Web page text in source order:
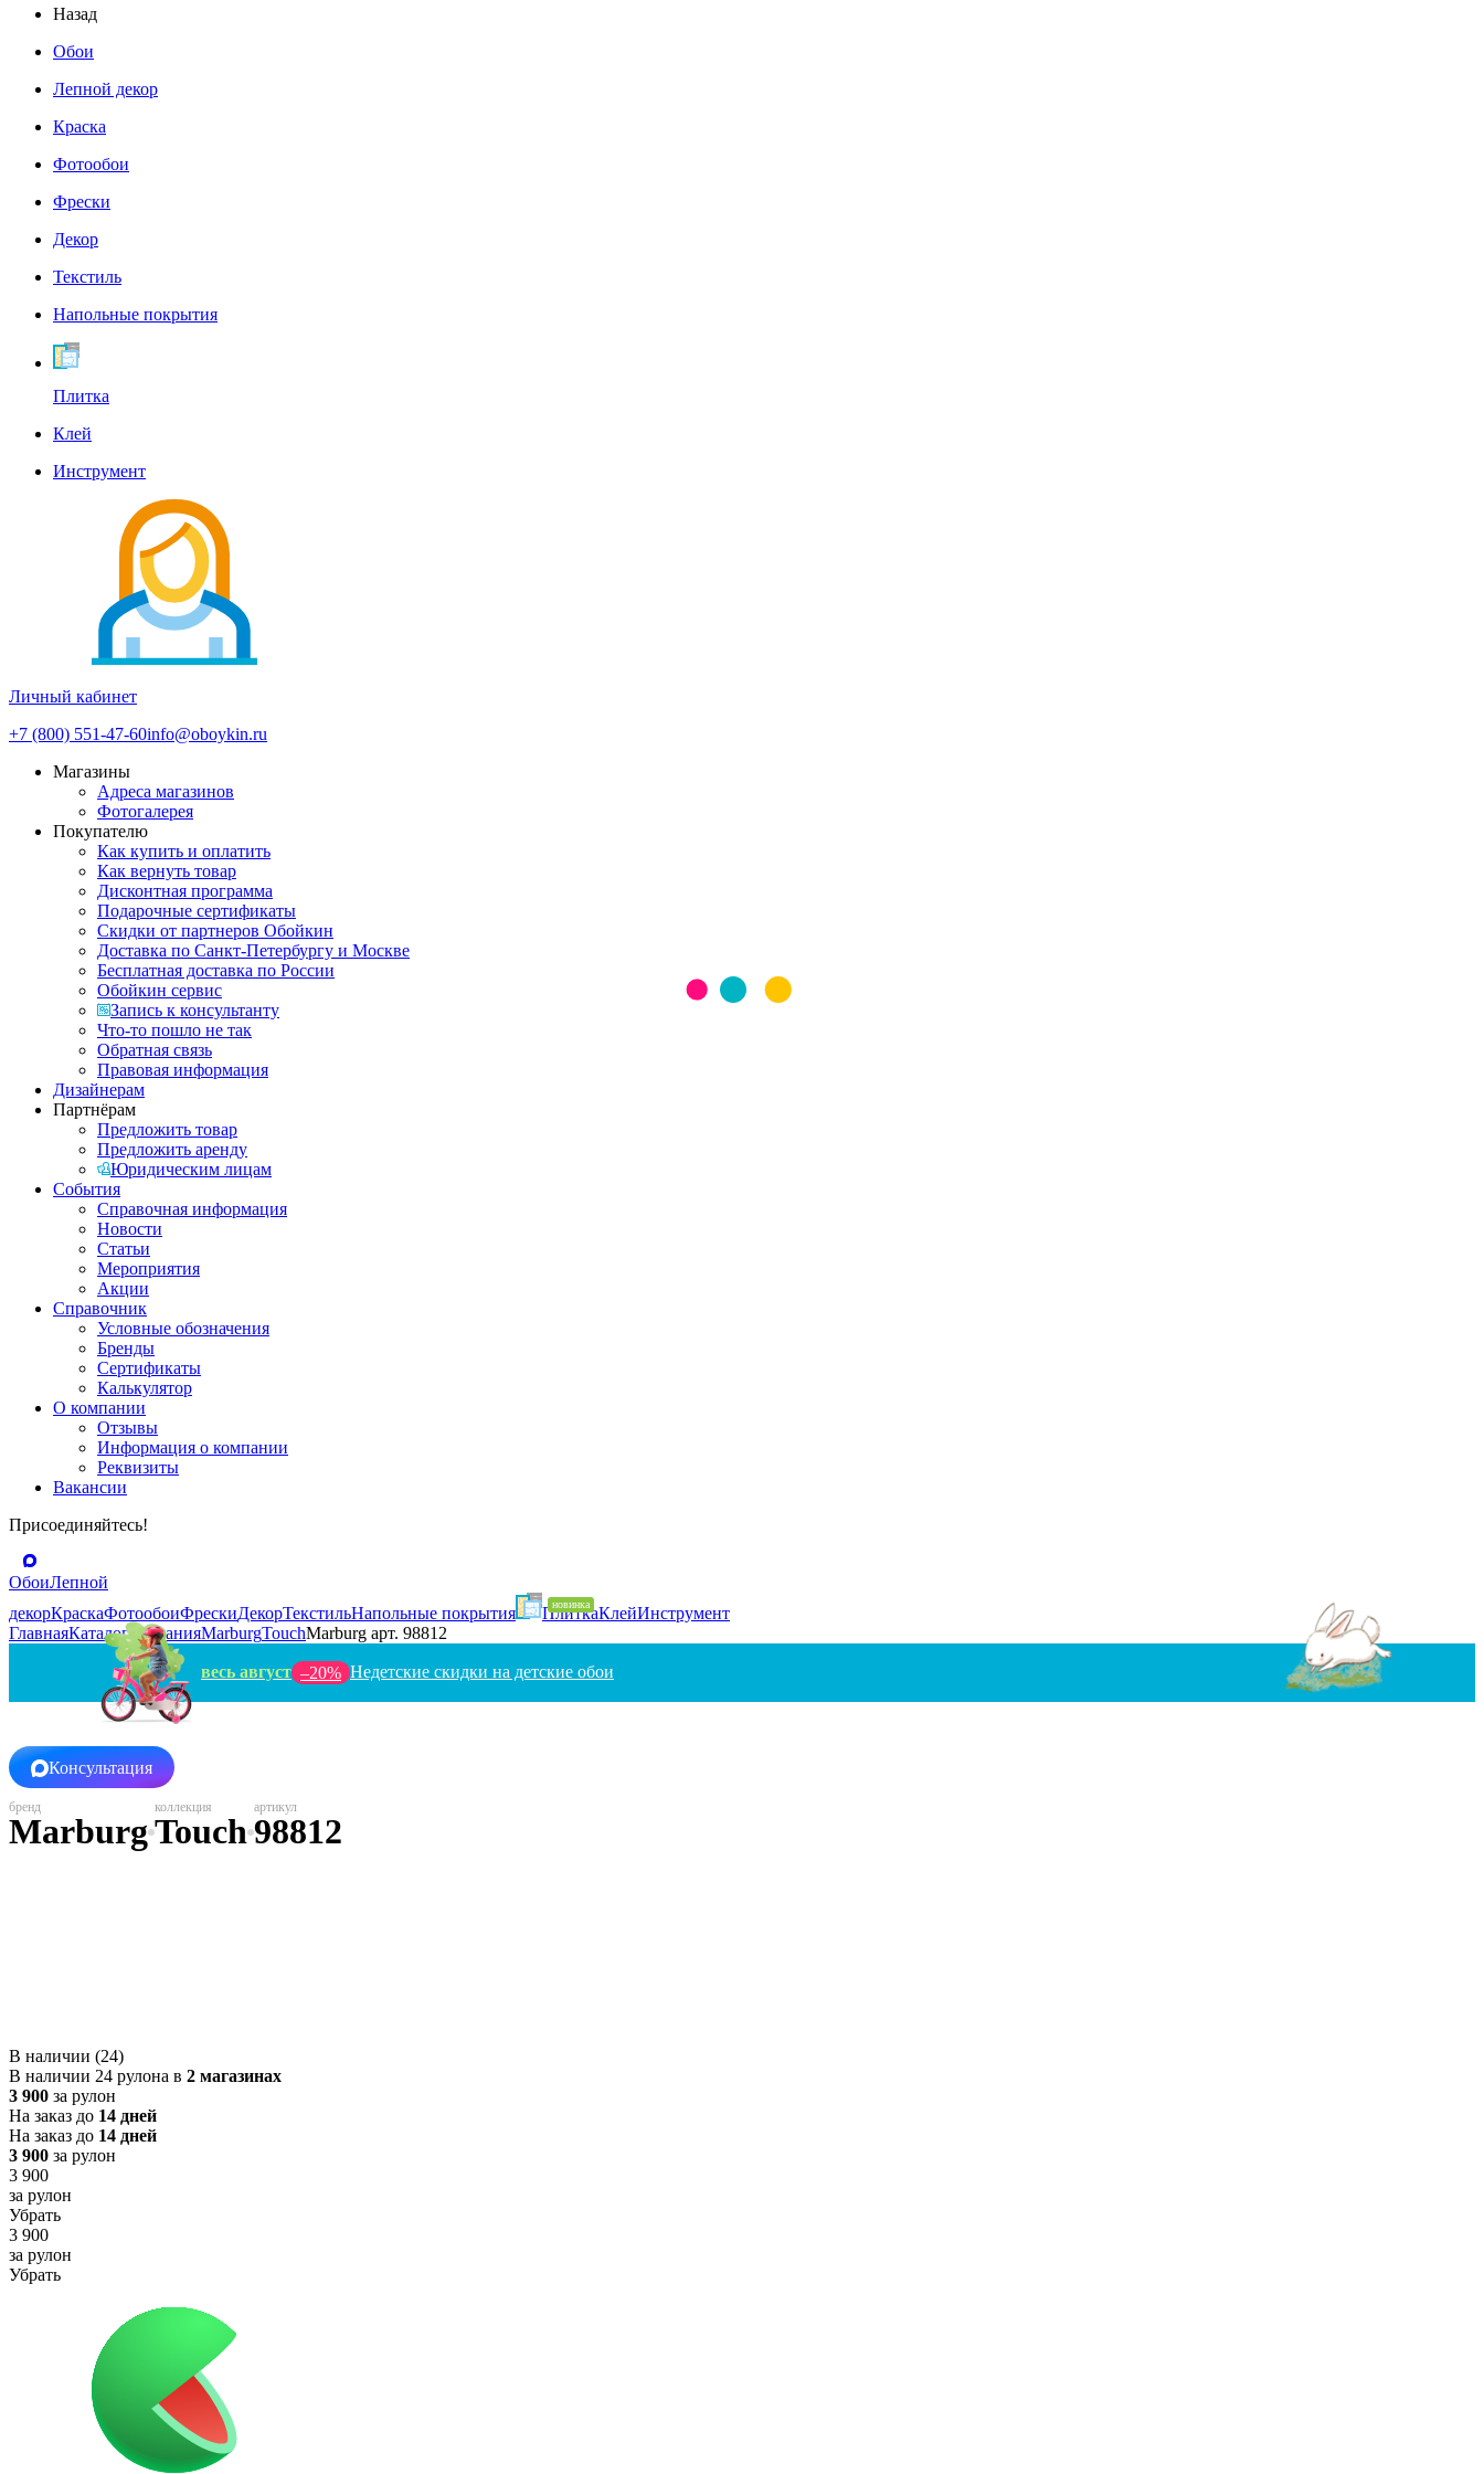
Назад
Обои
Лепной декор
Краска
Фотообои
Фрески
Декор
Текстиль
Напольные покрытия
Плитка
Клей
Инструмент
Личный кабинет
+7 (800) 551-47-60info@oboykin.ru
Магазины
Адреса магазинов
Фотогалерея
Покупателю
Как купить и оплатить
Как вернуть товар
Дисконтная программа
Подарочные сертификаты
Скидки от партнеров Обойкин
Доставка по Санкт-Петербургу и Москве
Бесплатная доставка по России
Обойкин сервис
Запись к консультанту
Что-то пошло не так
Обратная связь
Правовая информация
Дизайнерам
Партнёрам
Предложить товар
Предложить аренду
Юридическим лицам
События
Справочная информация
Новости
Статьи
Мероприятия
Акции
Справочник
Условные обозначения
Бренды
Сертификаты
Калькулятор
О компании
Отзывы
Информация о компании
Реквизиты
Вакансии
Присоединяйтесь!
ОбоиЛепной
декорКраскаФотообоиФрескиДекорТекстильНапольные покрытия ПлиткаКлейИнструмент
ГлавнаяКаталогГерманияMarburgTouchMarburg арт. 98812
весь август –20% Недетские скидки на детские обои
Консультация
MarburgTouch98812
В наличии (24)
В наличии 24 рулона в 2 магазинах
3 900 за рулон
На заказ до 14 дней
На заказ до 14 дней
3 900 за рулон
3 900
за рулон
Убрать
3 900
за рулон
Убрать